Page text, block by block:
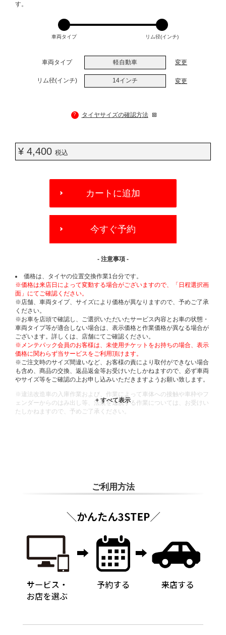
す。
車両タイプ リム径(インチ)
車両タイプ 軽自動車 変更
リム径(インチ) 14インチ 変更
? タイヤサイズの確認方法
¥ 4,400 税込
OPTIONS
カートに追加
今すぐ予約
- 注意事項 -
価格は、タイヤの位置交換作業1台分です。
※価格は来店日によって変動する場合がございますので、「日程選択画
面」にてご確認ください。
※店舗、車両タイプ、サイズにより価格が異なりますので、予めご了承
ください。
※お車を店頭で確認し、ご選択いただいたサービス内容とお車の状態・
車両タイプ等が適合しない場合は、表示価格と作業価格が異なる場合が
ございます。詳しくは、店舗にてご確認ください。
※メンテパック会員のお客様は、未使用チケットをお持ちの場合、表示
価格に関わらず当サービスをご利用頂けます。
※ご注文時のサイズ間違いなど、お客様の責により取付ができない場合
も含め、商品の交換、返品返金等お受けいたしかねますので、必ず車両
やサイズ等をご確認の上お申し込みいただきますようお願い致します。
※違法改造車の入庫作業および、作業によって車体への接触や車枠やフ
ェンダーからのはみ出し等、法規を逸脱する作業については、お受けい
たしかねますので、予めご了承ください。
ご利用方法